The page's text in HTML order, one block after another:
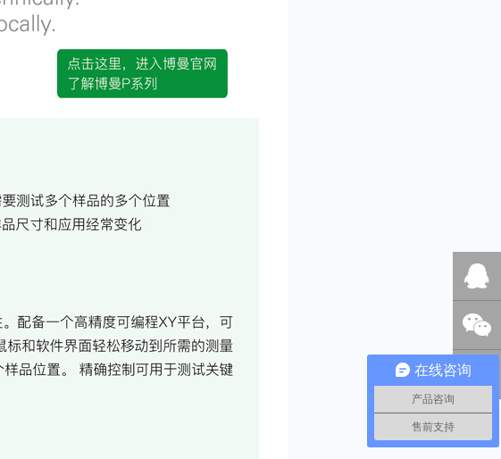
QQ客服
微信咨
询
0592-
在线咨询
产品咨询
售前支持